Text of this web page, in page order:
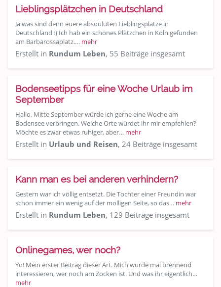
Lieblingsplätzchen in Deutschland
Ja was sind denn euere absouluten Lieblingsplätze in
Deutschland :) Ich hab ein schönes Plätzchen in Köln gefunden
am Barbarossaplatz.… mehr
Erstellt in Rundum Leben, 55 Beiträge insgesamt
Bodenseetipps für eine Woche Urlaub im
September
Hallo, Mitte September würde ich gerne eine Woche am
Bodensee verbringen. Welche Orte würdet ihr mir empfehlen?
Möchte es zwar etwas ruhiger, aber… mehr
Erstellt in Urlaub und Reisen, 24 Beiträge insgesamt
Kann man es bei anderen verhindern?
Gestern war ich völlig entsetzt. Die Tochter einer Freundin war
schon immer ein wenig auf der molligen Seite, so das… mehr
Erstellt in Rundum Leben, 129 Beiträge insgesamt
Onlinegames, wer noch?
Yo! Mein erster Beitrag dieser Art. Mich würde mal brennend
interessieren, wer noch am Zocken ist. Und was ihr eigentlich…
mehr